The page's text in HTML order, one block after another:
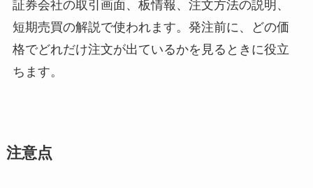
証券会社の取引画面、板情報、注文方法の説明、
短期売買の解説で使われます。発注前に、どの価
格でどれだけ注文が出ているかを見るときに役立
ちます。
注意点